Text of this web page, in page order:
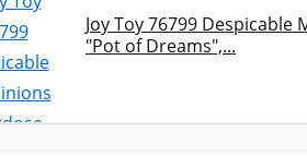
Joy Toy 76799 Despicable
"Pot of Dreams",...